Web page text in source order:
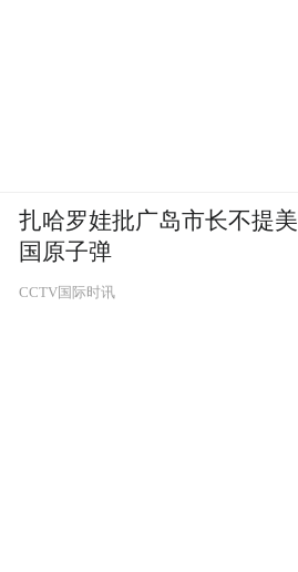
扎哈罗娃批广岛市长不提美
国原子弹
CCTV国际时讯